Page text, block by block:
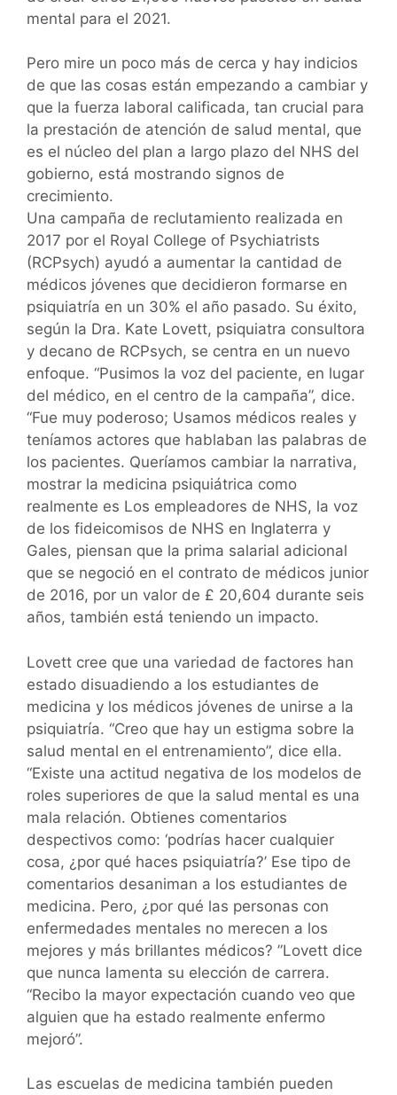
mental para el 2021.
Pero mire un poco más de cerca y hay indicios
de que las cosas están empezando a cambiar y
que la fuerza laboral calificada, tan crucial para
la prestación de atención de salud mental, que
es el núcleo del plan a largo plazo del NHS del
gobierno, está mostrando signos de
crecimiento.
Una campaña de reclutamiento realizada en
2017 por el Royal College of Psychiatrists
(RCPsych) ayudó a aumentar la cantidad de
médicos jóvenes que decidieron formarse en
psiquiatría en un 30% el año pasado. Su éxito,
según la Dra. Kate Lovett, psiquiatra consultora
y decano de RCPsych, se centra en un nuevo
enfoque. “Pusimos la voz del paciente, en lugar
del médico, en el centro de la campaña”, dice.
“Fue muy poderoso; Usamos médicos reales y
teníamos actores que hablaban las palabras de
los pacientes. Queríamos cambiar la narrativa,
mostrar la medicina psiquiátrica como
realmente es Los empleadores de NHS, la voz
de los fideicomisos de NHS en Inglaterra y
Gales, piensan que la prima salarial adicional
que se negoció en el contrato de médicos junior
de 2016, por un valor de £ 20,604 durante seis
años, también está teniendo un impacto.
Lovett cree que una variedad de factores han
estado disuadiendo a los estudiantes de
medicina y los médicos jóvenes de unirse a la
psiquiatría. “Creo que hay un estigma sobre la
salud mental en el entrenamiento”, dice ella.
“Existe una actitud negativa de los modelos de
roles superiores de que la salud mental es una
mala relación. Obtienes comentarios
despectivos como: ‘podrías hacer cualquier
cosa, ¿por qué haces psiquiatría?’ Ese tipo de
comentarios desaniman a los estudiantes de
medicina. Pero, ¿por qué las personas con
enfermedades mentales no merecen a los
mejores y más brillantes médicos? ”Lovett dice
que nunca lamenta su elección de carrera.
“Recibo la mayor expectación cuando veo que
alguien que ha estado realmente enfermo
mejoró”.
Las escuelas de medicina también pueden